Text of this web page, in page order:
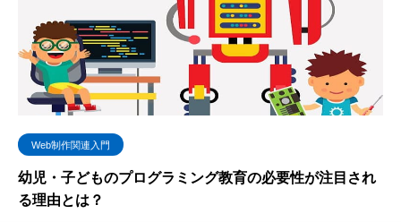
Web制作関連入門
幼児・子どものプログラミング教育の必要性が注目され
る理由とは？